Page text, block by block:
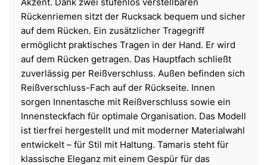
Rückenriemen sitzt der Rucksack bequem und sicher
auf dem Rücken. Ein zusätzlicher Tragegriff
ermöglicht praktisches Tragen in der Hand. Er wird
auf dem Rücken getragen. Das Hauptfach schließt
zuverlässig per Reißverschluss. Außen befinden sich
Reißverschluss-Fach auf der Rückseite. Innen
sorgen Innentasche mit Reißverschluss sowie ein
Innensteckfach für optimale Organisation. Das Modell
ist tierfrei hergestellt und mit moderner Materialwahl
entwickelt – für Stil mit Haltung. Tamaris steht für
klassische Eleganz mit einem Gespür für das